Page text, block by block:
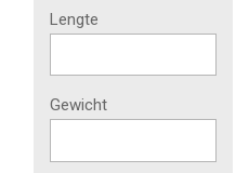
Lengte
Gewicht